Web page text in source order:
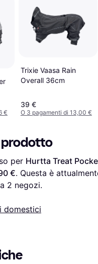
€
Trixie Vaasa Rain
Overall 36cm
39 €
O 3 pagamenti di 13,00 €
prodotto
per Hurtta Treat
€. Questa è
2 negozi.
domestici